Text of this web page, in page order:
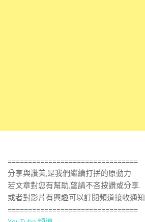
================================
分享與讚美,是我們繼續打拼的原動力.
若文章對您有幫助,望請不吝按讚或分享.
或者對影片有興趣可以訂閱頻道接收通知
================================